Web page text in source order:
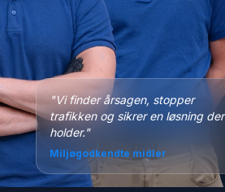
"Vi finder årsagen, stopper
trafikken og sikrer en løsning der
holder."
Miljøgodkendte midler